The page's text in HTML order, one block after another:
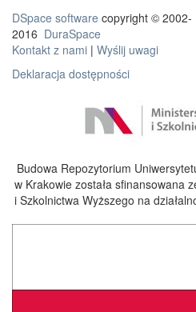
DSpace software copyright © 2002-
2016 DuraSpace
Kontakt z nami | Wyślij uwagi
Deklaracja dostępności
Budowa Repozytorium
w Krakowie została sfinansowana
i Szkolnictwa Wyższego na